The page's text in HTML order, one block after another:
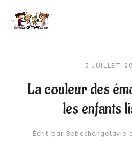
5 JUILLET
La couleur des
les enfants
Écrit par Bebechangelavie